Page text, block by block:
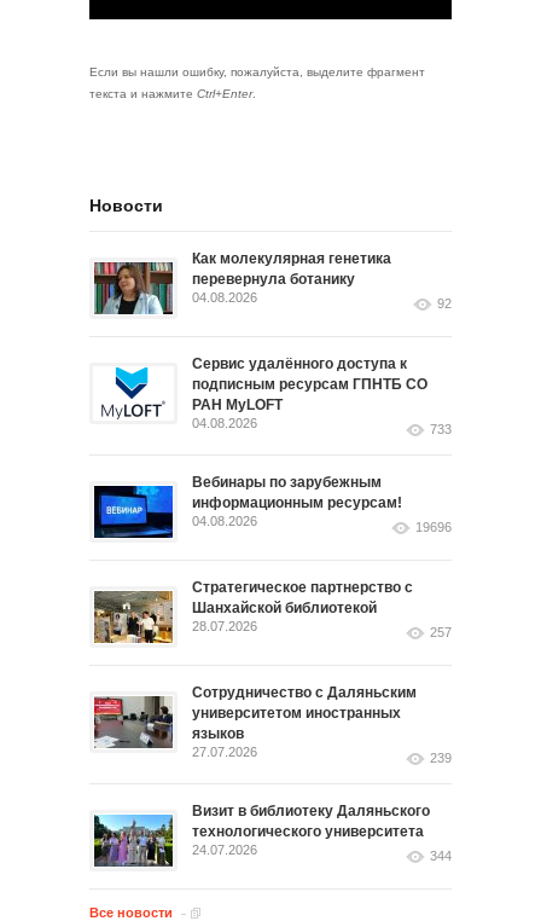
Если вы нашли ошибку, пожалуйста, выделите фрагмент
текста и нажмите Ctrl+Enter.
Новости
Как молекулярная генетика
перевернула ботанику
04.08.2026 92
Сервис удалённого доступа к
подписным ресурсам ГПНТБ СО
РАН MyLOFT
04.08.2026 733
Вебинары по зарубежным
информационным ресурсам!
04.08.2026 19696
Стратегическое партнерство с
Шанхайской библиотекой
28.07.2026 257
Сотрудничество с Даляньским
университетом иностранных
языков
27.07.2026 239
Визит в библиотеку Даляньского
технологического университета
24.07.2026 344
Все новости